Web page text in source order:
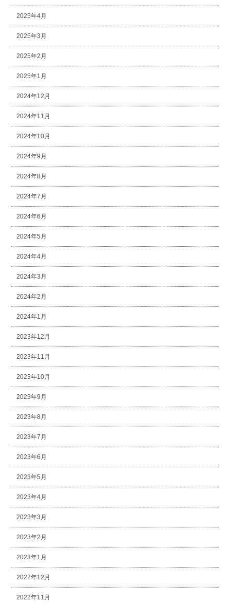
2025年4月
2025年3月
2025年2月
2025年1月
2024年12月
2024年11月
2024年10月
2024年9月
2024年8月
2024年7月
2024年6月
2024年5月
2024年4月
2024年3月
2024年2月
2024年1月
2023年12月
2023年11月
2023年10月
2023年9月
2023年8月
2023年7月
2023年6月
2023年5月
2023年4月
2023年3月
2023年2月
2023年1月
2022年12月
2022年11月